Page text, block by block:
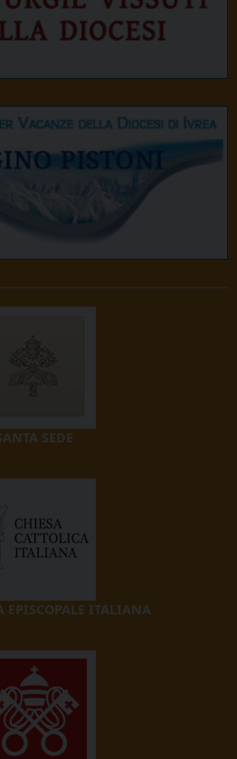
SEDE
EPISCOPALE ITALIANA